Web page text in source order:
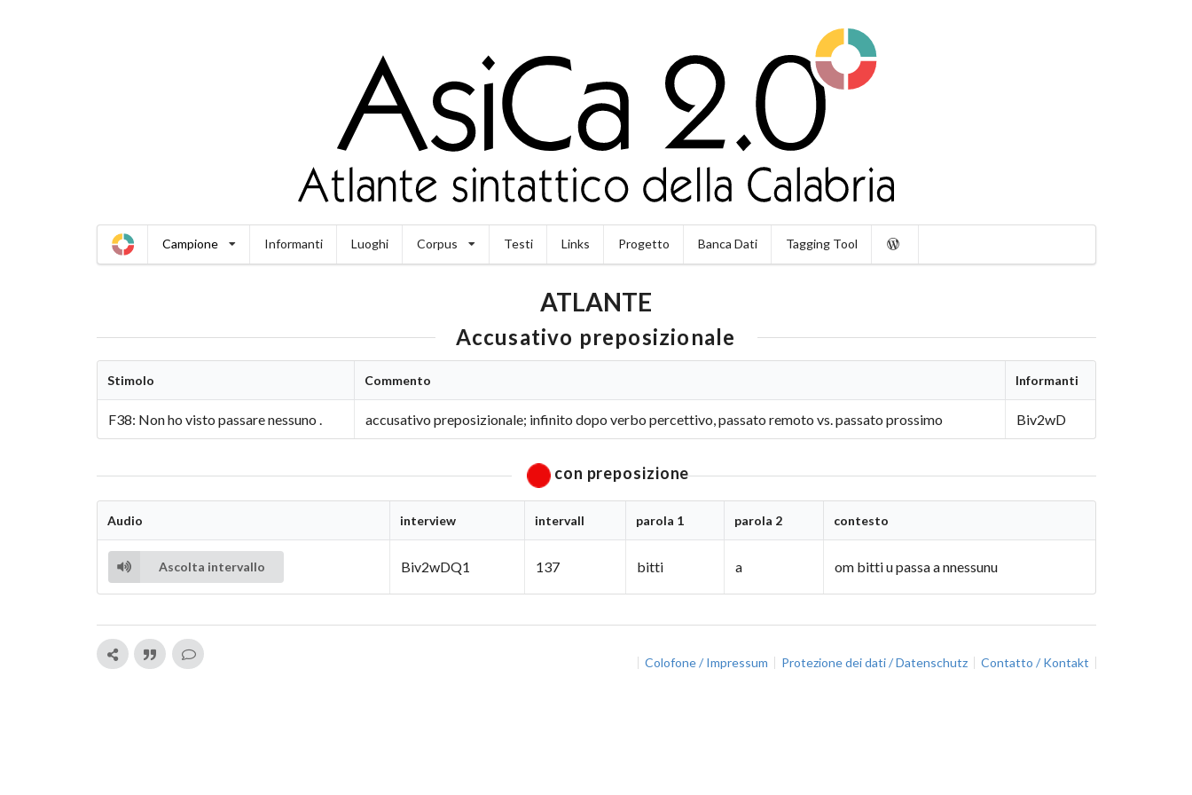
Campione Informanti Luoghi Corpus Testi Links Progetto Banca Dati Tagging Tool
ATLANTE
Accusativo preposizionale
Stimolo Commento Informanti
F38: Non ho visto passare nessuno . accusativo preposizionale; infinito dopo verbo percettivo, passato remoto vs. passato prossimo Biv2wD
con preposizione
Audio interview intervall parola 1 parola 2 contesto
Ascolta intervallo Biv2wDQ1 137 bitti a om bitti u passa a nnessunu
Colofone / Impressum Protezione dei dati / Datenschutz Contatto / Kontakt